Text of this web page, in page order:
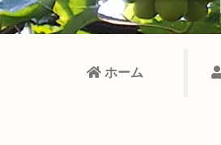
ホーム